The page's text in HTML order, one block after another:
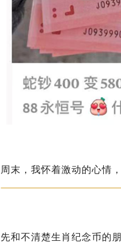
周末，我怀着激动的心情
先和不清楚生肖纪念币的